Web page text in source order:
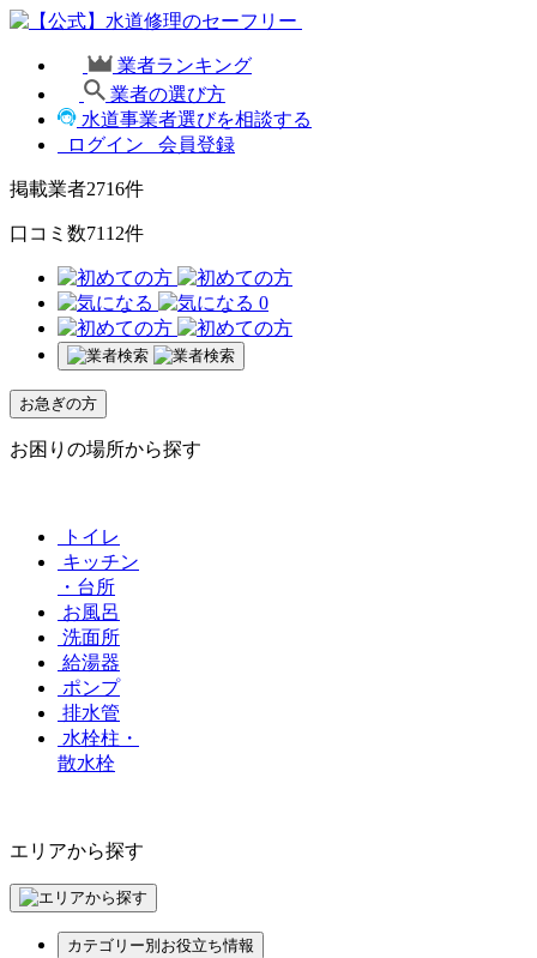
業者ランキング
業者の選び方
水道事業者選びを相談する
ログイン
会員登録
掲載業者2716件
口コミ数7112件
0
お急ぎの方
お困りの場所から探す
トイレ
キッチン
・台所
お風呂
洗面所
給湯器
ポンプ
排水管
水栓柱・
散水栓
エリアから探す
カテゴリー別お役立ち情報